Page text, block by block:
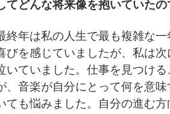
てどんな将来像を抱いていたの
終年は私の人生で最も複雑な
びを感じていましたが、私は
いていました。仕事を見つける
、音楽が自分にとって何を意
ても悩みました。自分の進む方